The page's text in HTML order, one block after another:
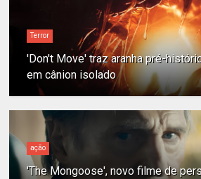
Terror
'Don't Move' traz aranha pré-
em cânion isolado
ação
'The Mongoose', novo filme de